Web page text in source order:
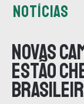
NOTÍCIAS
Novas
estão